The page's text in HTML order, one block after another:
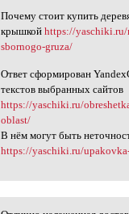
Почему стоит купить
крышкой https://yaschiki.ru/
sbornogo-gruza/
Ответ сформирован
текстов выбранных сайтов
https://yaschiki.ru/
oblast/
В нём могут быть
https://yaschiki.ru/